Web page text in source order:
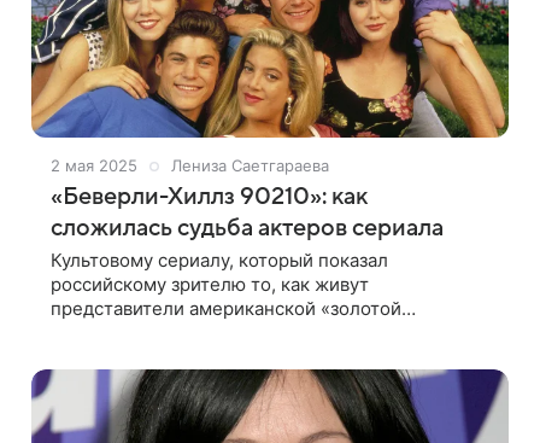
2 мая 2025 Лениза Саетгараева
«Беверли-Хиллз 90210»: как
сложилась судьба актеров сериала
Культовому сериалу, который показал
российскому зрителю то, как живут
представители американской «золотой
карьеру, но